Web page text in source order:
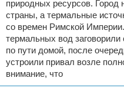
природных ресурсов. Город
страны, а термальные
со времен Римской
термальных вод
по пути домой, после
устроили привал возле
внимание, что